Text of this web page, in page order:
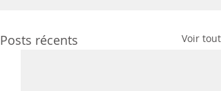
Posts récents Voir tout